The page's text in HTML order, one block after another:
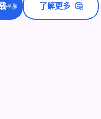
✨⭐💫 了解更多 🤔